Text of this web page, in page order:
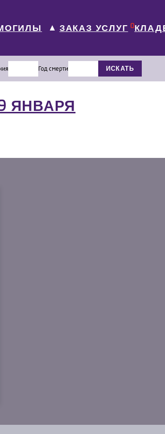
▼ ЗАКАЗ УСЛУГ 0
Год смерти ИСКАТЬ
ЯНВАРЯ